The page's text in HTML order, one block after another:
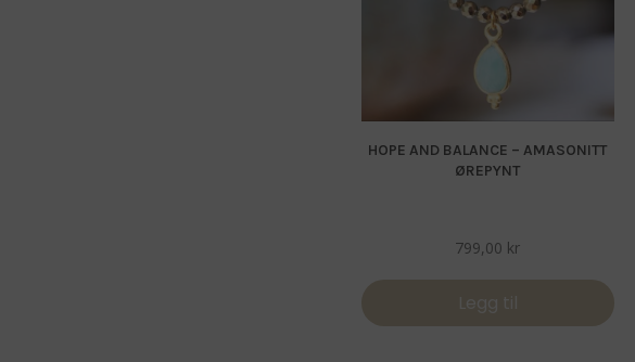
HOPE AND BALANCE – AMASONITT
ØREPYNT
799,00 kr
Legg til